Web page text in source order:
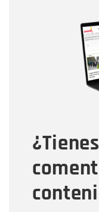
Correo
Tipo de
Mensaje